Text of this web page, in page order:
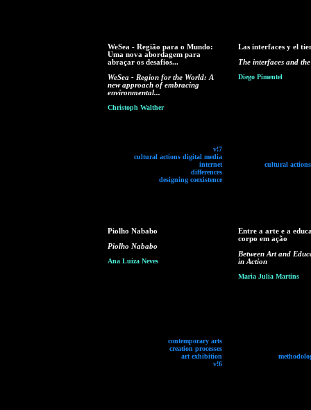
WeSea - Região para o Mundo:
Uma nova abordagem para
abraçar os desafios...
WeSea - Region for the World: A
new approach of embracing
environmental...
Christoph Walther
v!7
cultural actions digital media
internet
differences
designing coexistence
Las interfaces y el
The interfaces and
Diego Pimentel
cultural
Piolho Nababo
Piolho Nababo
Ana Luiza Neves
contemporary arts
creation processes
art exhibition
v!6
Entre a arte e a
corpo em ação
Between Art and
in Action
Maria Julia Martins